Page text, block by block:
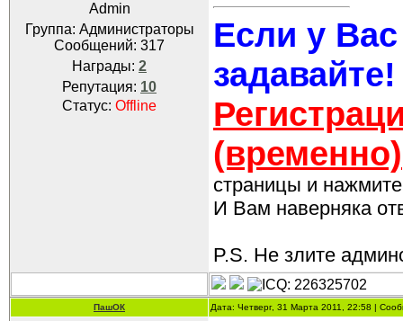
Admin
Группа: Администраторы
Сообщений: 317
Награды: 2
Репутация: 10
Статус: Offline
Если у
задавайте!
(временно)
страницы и
И Вам наверняка
P.S. Не злите
ПашОК Дата: Четверг, 31 Марта 2011, 22:58 |